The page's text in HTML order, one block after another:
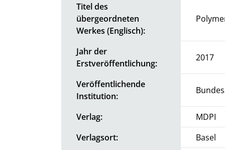
Titel des
übergeordneten
Werkes (Englisch):
Jahr der
Erstveröffentlichung:
2017
Veröffentlichende
Institution:
Verlag:
MDPI
Verlagsort:
Basel